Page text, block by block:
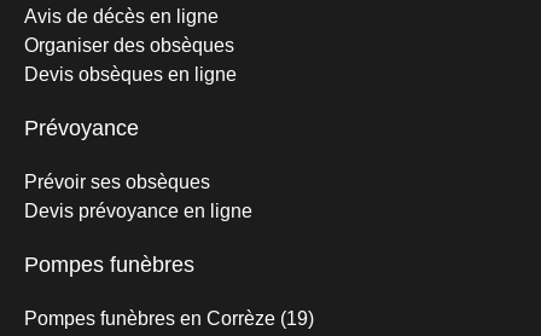
Avis de décès en ligne
Organiser des obsèques
Devis obsèques en ligne
Prévoyance
Prévoir ses obsèques
Devis prévoyance en ligne
Pompes funèbres
Pompes funèbres en Corrèze (19)